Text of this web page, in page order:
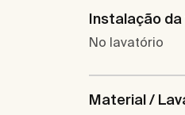
Instalação
No lavatório
Material /